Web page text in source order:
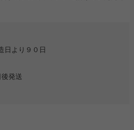
日より９０日
発送